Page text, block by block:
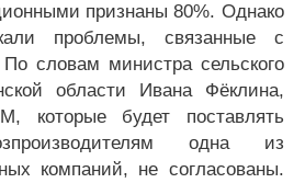
признаны 80%. Однако
проблемы, связанные с
По словам министра сельского
области Ивана Фёклина,
которые будет поставлять
одна из
компаний, не согласованы.